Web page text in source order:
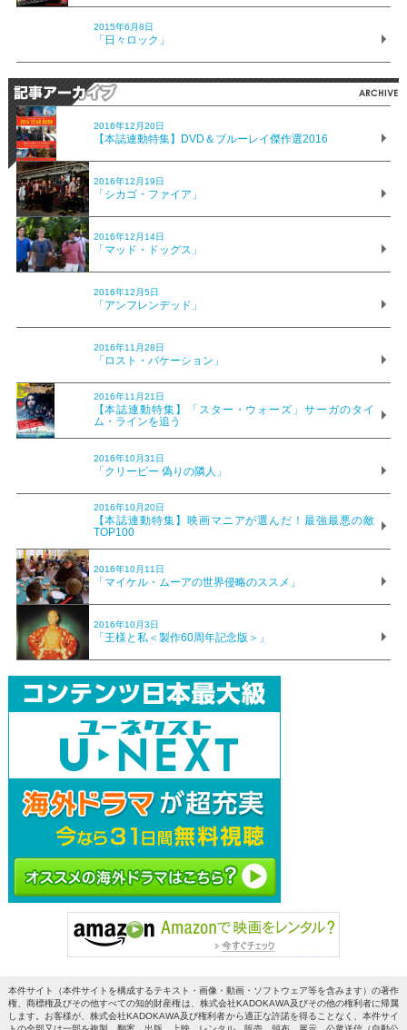
2015年6月8日
「日々ロック」
2016年12月20日
【本誌連動特集】DVD＆ブルーレイ傑作選2016
2016年12月19日
「シカゴ・ファイア」
2016年12月14日
「マッド・ドッグス」
2016年12月5日
「アンフレンデッド」
2016年11月28日
「ロスト・バケーション」
2016年11月21日
【本誌連動特集】「スター・ウォーズ」サーガのタイ
ム・ラインを追う
2016年10月31日
「クリーピー 偽りの隣人」
2016年10月20日
【本誌連動特集】映画マニアが選んだ！最強最悪の敵
TOP100
2016年10月11日
「マイケル・ムーアの世界侵略のススメ」
2016年10月3日
「王様と私＜製作60周年記念版＞」
本件サイト（本件サイトを構成するテキスト・画像・動画・ソフトウェア等を含みます）の著作
権、商標権及びその他すべての知的財産権は、株式会社KADOKAWA及びその他の権利者に帰属
します。お客様が、株式会社KADOKAWA及び権利者から適正な許諾を得ることなく、本件サイ